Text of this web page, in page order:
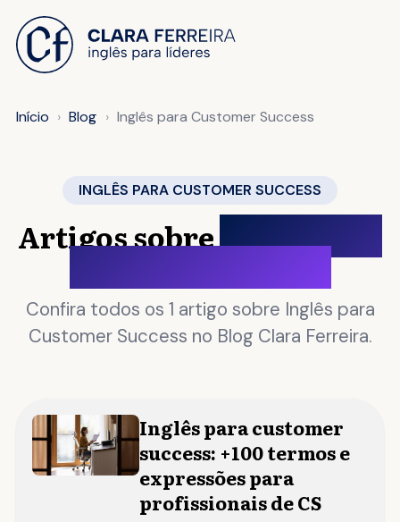
Início Blog Inglês para Customer Success
INGLÊS PARA CUSTOMER SUCCESS
Artigos sobreInglês para
Confira todos os 1 artigo sobre Inglês para
Customer Success no Blog Clara Ferreira.
Inglês para customer
success: +100 termos e
expressões para
profissionais de CS